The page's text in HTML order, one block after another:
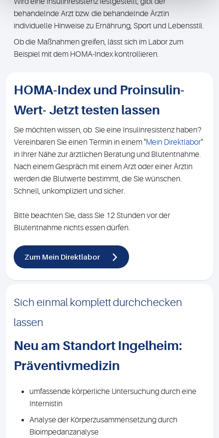
behandelnde Arzt bzw. die behandelnde Ärztin
individuelle Hinweise zu Ernährung, Sport und Lebensstil.
Ob die Maßnahmen greifen, lässt sich im Labor zum
Beispiel mit dem HOMA-Index kontrollieren.
HOMA-Index und Proinsulin-
Wert- Jetzt testen lassen
Sie möchten wissen, ob Sie eine Insulinresistenz haben?
Vereinbaren Sie einen Termin in einem "Mein Direktlabor"
in Ihrer Nähe zur ärztlichen Beratung und Blutentnahme.
Nach einem Gespräch mit einem Arzt oder einer Ärztin
werden die Blutwerte bestimmt, die Sie wünschen.
Schnell, unkompliziert und sicher.
Bitte beachten Sie, dass Sie 12 Stunden vor der
Blutentnahme nichts essen dürfen.
Zum Mein Direktlabor
Sich einmal komplett durchchecken
lassen
Neu am Standort Ingelheim:
Präventivmedizin
umfassende körperliche Untersuchung durch eine
Internistin
Analyse der Körperzusammensetzung durch
Bioimpedanzanalyse